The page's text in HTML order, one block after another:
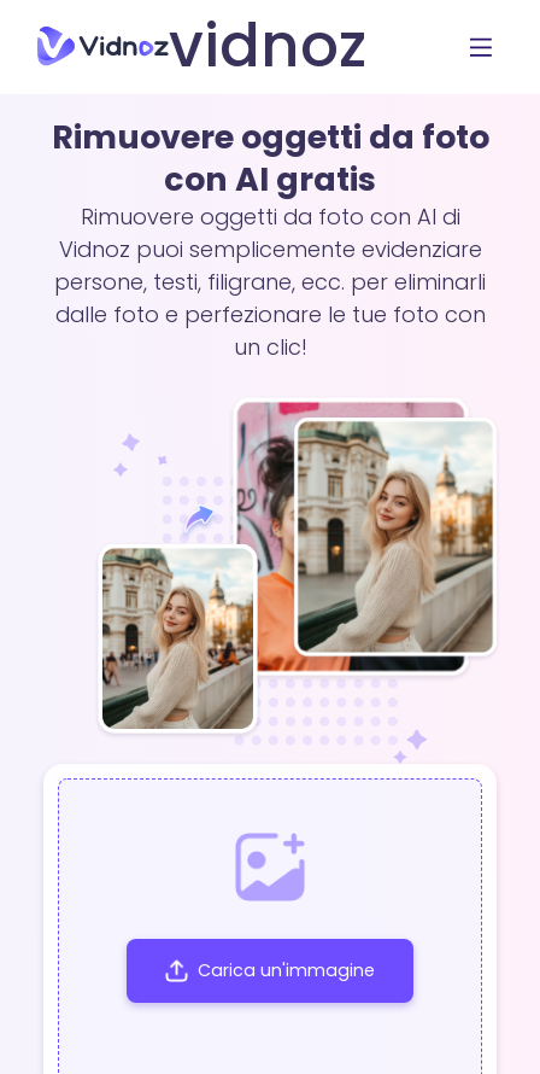
vidnoz
Rimuovere oggetti da foto
con AI gratis
Rimuovere oggetti da foto con AI di
Vidnoz puoi semplicemente evidenziare
persone, testi, filigrane, ecc. per eliminarli
dalle foto e perfezionare le tue foto con
un clic!
Carica un'immagine